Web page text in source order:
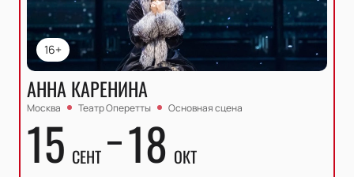
16+
АННА КАРЕНИНА
Москва Театр Оперетты Основная сцена
15 СЕНТ 18 ОКТ